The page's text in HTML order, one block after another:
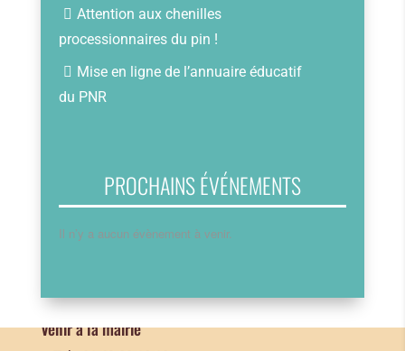
Attention aux chenilles
processionnaires du pin !
Mise en ligne de l’annuaire éducatif
du PNR
PROCHAINS ÉVÉNEMENTS
Il n’y a aucun évènement à venir.
Venir à la mairie